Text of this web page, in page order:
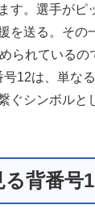
す。選手がピ
を送る。その
られているの
12は、単な
ぐシンボルと
背番号